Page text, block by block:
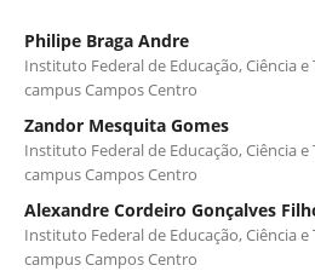
Philipe Braga Andre
Instituto Federal de Educação, Ciência
campus Campos Centro
Zandor Mesquita Gomes
Instituto Federal de Educação, Ciência
campus Campos Centro
Alexandre Cordeiro Gonçalves
Instituto Federal de Educação, Ciência
campus Campos Centro